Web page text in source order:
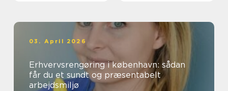
03. April 2026
Erhvervsrengøring i københavn: sådan
får du et sundt og præsentabelt
arbejdsmiljø